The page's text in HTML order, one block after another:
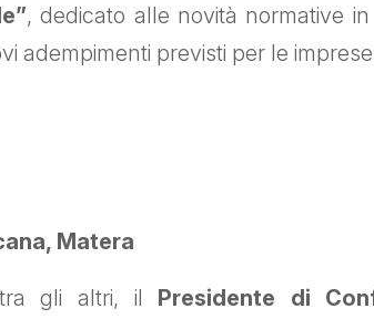
, dedicato alle novità normative
adempimenti previsti per le
Matera
gli altri, il Presidente di